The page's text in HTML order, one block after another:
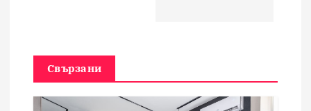
я Свързани